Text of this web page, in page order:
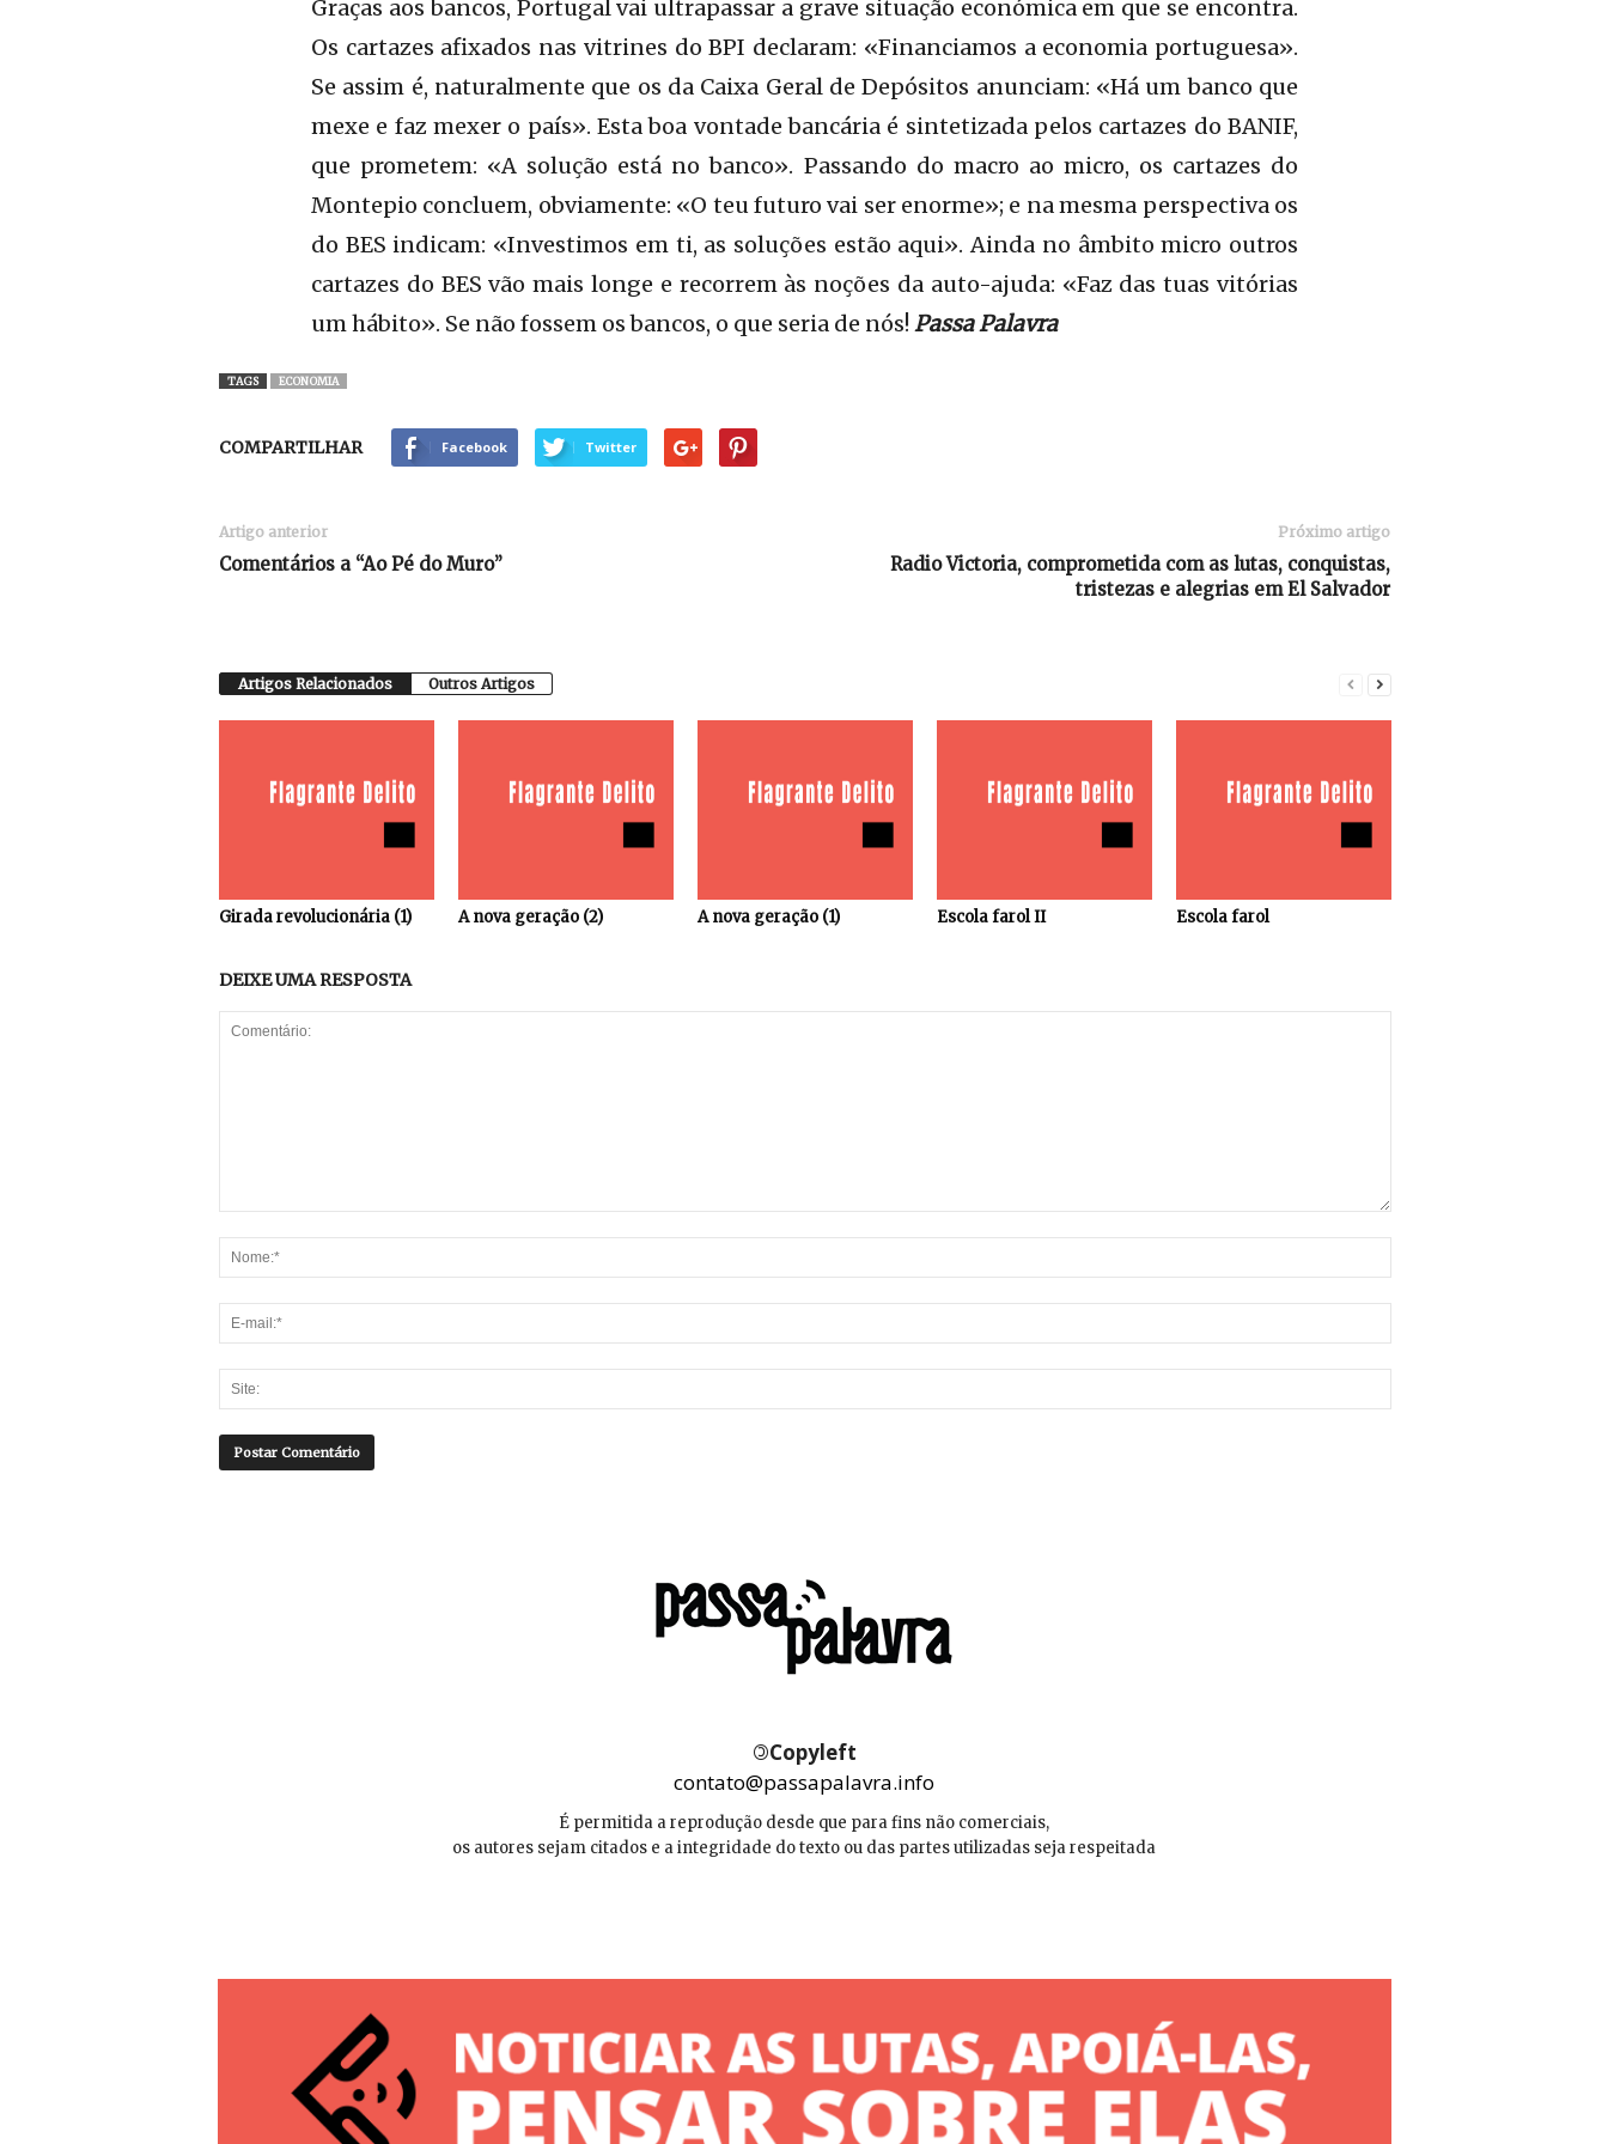
Graças aos bancos, Portugal vai ultrapassar a grave situação económica em que se encontra.
Os cartazes afixados nas vitrines do BPI declaram: «Financiamos a economia portuguesa».
Se assim é, naturalmente que os da Caixa Geral de Depósitos anunciam: «Há um banco que
mexe e faz mexer o país». Esta boa vontade bancária é sintetizada pelos cartazes do BANIF,
que prometem: «A solução está no banco». Passando do macro ao micro, os cartazes do
Montepio concluem, obviamente: «O teu futuro vai ser enorme»; e na mesma perspectiva os
do BES indicam: «Investimos em ti, as soluções estão aqui». Ainda no âmbito micro outros
cartazes do BES vão mais longe e recorrem às noções da auto-ajuda: «Faz das tuas vitórias
um hábito». Se não fossem os bancos, o que seria de nós! Passa Palavra
TAGS ECONOMIA
COMPARTILHAR Facebook Twitter
Artigo anterior
Comentários a “Ao Pé do Muro”
Próximo artigo
Radio Victoria, comprometida com as lutas, conquistas,
tristezas e alegrias em El Salvador
Artigos Relacionados Outros Artigos
Girada revolucionária (1) A nova geração (2) A nova geração (1) Escola farol II Escola farol
DEIXE UMA RESPOSTA
©Copyleft
contato@passapalavra.info
É permitida a reprodução desde que para fins não comerciais,
os autores sejam citados e a integridade do texto ou das partes utilizadas seja respeitada